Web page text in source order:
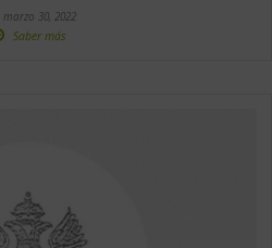
marzo 30, 2022
Saber más